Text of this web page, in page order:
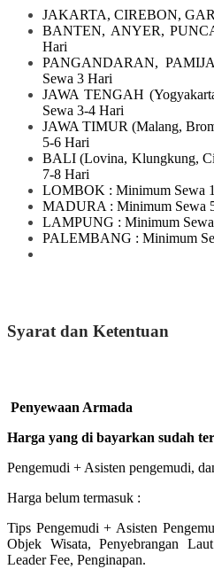
JAKARTA, CIREBON,
BANTEN, ANYER,
Hari
PANGANDARAN,
Sewa 3 Hari
JAWA TENGAH
Sewa 3-4 Hari
JAWA TIMUR(Malang,
5-6 Hari
BALI (Lovina, Klungkung,
7-8 Hari
LOMBOK : Minimum Sewa
MADURA : Minimum Sewa
LAMPUNG : Minimum
PALEMBANG : Minimum
Syarat dan Ketentuan
Penyewaan Armada
Harga yang di bayarkan sudah
Pengemudi + Asisten pengemudi,
Harga belum termasuk :
Tips Pengemudi + Asisten
Objek Wisata, Penyebrangan
Leader Fee, Penginapan.